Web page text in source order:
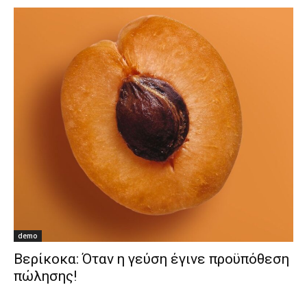
demo
Βερίκοκα: Όταν η γεύση έγινε προϋπόθεση
πώλησης!